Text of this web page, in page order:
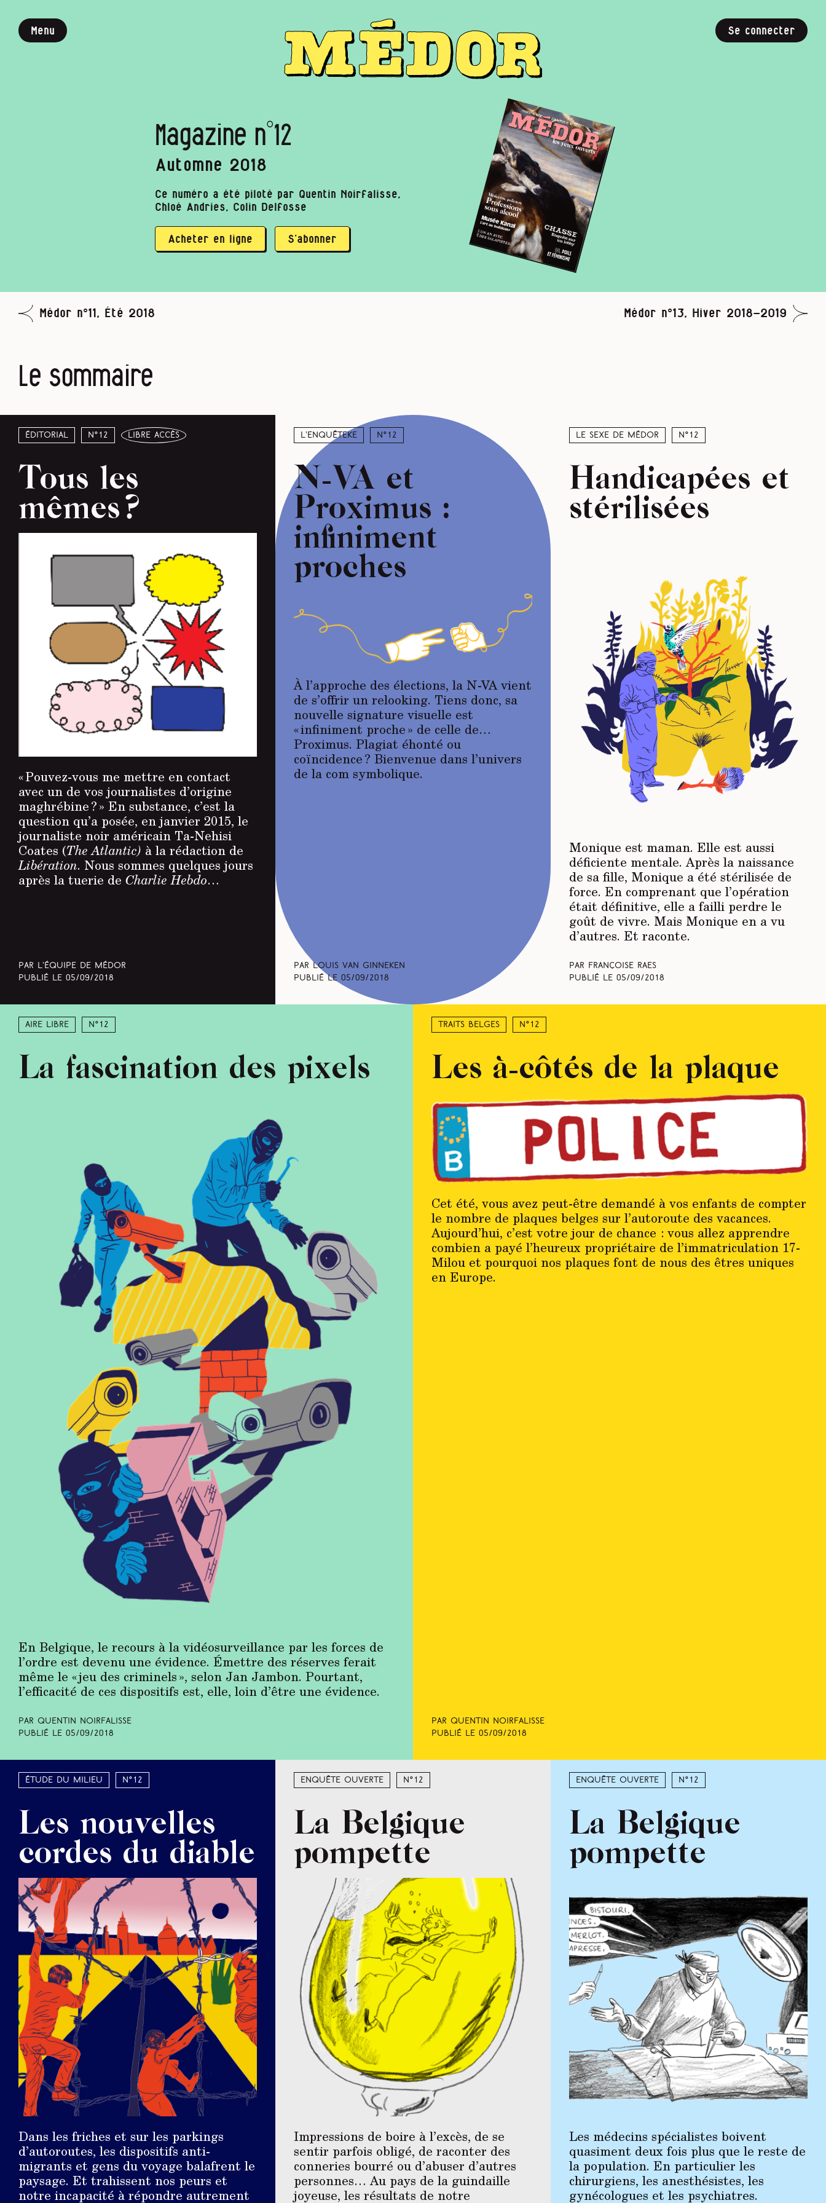
Menu Se connecter
Magazine n°12
Automne 2018
Ce numéro a été piloté par Quentin Noirfalisse,
Chloé Andries, Colin Delfosse
Acheter en ligne S’abonner
Médor n°11, Été 2018 Médor n°13, Hiver 2018-2019
Le sommaire
Éditorial N°12 libre accès
Tous les
mêmes ?
« Pouvez-vous me mettre en contact
avec un de vos journalistes d’origine
maghrébine ? » En substance, c’est la
question qu’a posée, en janvier 2015, le
journaliste noir américain Ta-Nehisi
Coates (The Atlantic) à la rédaction de
Libération. Nous sommes quelques jours
après la tuerie de Charlie Hebdo…
Par L’équipe de Médor
Publié le 05/09/2018
L’enquêteke N°12
N-VA et
Proximus :
infiniment
proches
À l’approche des élections, la N-VA vient
de s’offrir un relooking. Tiens donc, sa
nouvelle signature visuelle est
« infiniment proche » de celle de…
Proximus. Plagiat éhonté ou
coïncidence ? Bienvenue dans l’univers
de la com symbolique.
Par Louis Van Ginneken
Publié le 05/09/2018
Le sexe de Médor N°12
Handicapées et
stérilisées
Monique est maman. Elle est aussi
déficiente mentale. Après la naissance
de sa fille, Monique a été stérilisée de
force. En comprenant que l’opération
était définitive, elle a failli perdre le
goût de vivre. Mais Monique en a vu
d’autres. Et raconte.
Par Françoise Raes
Publié le 05/09/2018
Aire libre N°12
La fascination des pixels
En Belgique, le recours à la vidéosurveillance par les forces de
l’ordre est devenu une évidence. Émettre des réserves ferait
même le « jeu des criminels », selon Jan Jambon. Pourtant,
l’efficacité de ces dispositifs est, elle, loin d’être une évidence.
Par Quentin Noirfalisse
Publié le 05/09/2018
Traits belges N°12
Les à-côtés de la plaque
Cet été, vous avez peut-être demandé à vos enfants de compter
le nombre de plaques belges sur l’autoroute des vacances.
Aujourd’hui, c’est votre jour de chance : vous allez apprendre
combien a payé l’heureux propriétaire de l’immatriculation 17-
Milou et pourquoi nos plaques font de nous des êtres uniques
en Europe.
Par Quentin Noirfalisse
Publié le 05/09/2018
Étude du milieu N°12
Les nouvelles
cordes du diable
Dans les friches et sur les parkings
d’autoroutes, les dispositifs anti-
migrants et gens du voyage balafrent le
paysage. Et trahissent nos peurs et
notre incapacité à répondre autrement
Enquête ouverte N°12
La Belgique
pompette
Impressions de boire à l’excès, de se
sentir parfois obligé, de raconter des
conneries bourré ou d’abuser d’autres
personnes… Au pays de la guindaille
joyeuse, les résultats de notre
Enquête ouverte N°12
La Belgique
pompette
Les médecins spécialistes boivent
quasiment deux fois plus que le reste de
la population. En particulier les
chirurgiens, les anesthésistes, les
gynécologues et les psychiatres.